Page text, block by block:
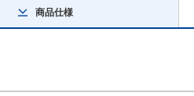
商品仕様